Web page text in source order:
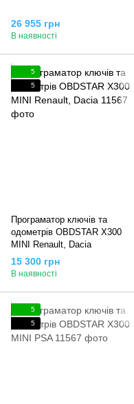
26 955 грн
В наявності
5
5
Програматор ключів та
одометрів OBDSTAR X300
MINI Renault, Dacia
15 300 грн
В наявності
5
5